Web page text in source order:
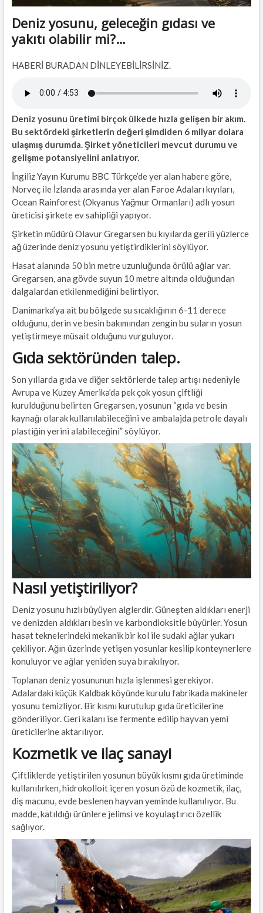
Deniz yosunu, geleceğin gıdası ve
yakıtı olabilir mi?…
HABERİ BURADAN DİNLEYEBİLİRSİNİZ.
Deniz yosunu üretimi birçok ülkede hızla gelişen bir akım.
Bu sektördeki şirketlerin değeri şimdiden 6 milyar dolara
ulaşmış durumda. Şirket yöneticileri mevcut durumu ve
gelişme potansiyelini anlatıyor.
İngiliz Yayın Kurumu BBC Türkçe’de yer alan habere göre,
Norveç ile İzlanda arasında yer alan Faroe Adaları kıyıları,
Ocean Rainforest (Okyanus Yağmur Ormanları) adlı yosun
üreticisi şirkete ev sahipliği yapıyor.
Şirketin müdürü Olavur Gregarsen bu kıyılarda gerili yüzlerce
ağ üzerinde deniz yosunu yetiştirdiklerini söylüyor.
Hasat alanında 50 bin metre uzunluğunda örülü ağlar var.
Gregarsen, ana gövde suyun 10 metre altında olduğundan
dalgalardan etkilenmediğini belirtiyor.
Danimarka’ya ait bu bölgede su sıcaklığının 6-11 derece
olduğunu, derin ve besin bakımından zengin bu suların yosun
yetiştirmeye müsait olduğunu vurguluyor.
Gıda sektöründen talep.
Son yıllarda gıda ve diğer sektörlerde talep artışı nedeniyle
Avrupa ve Kuzey Amerika’da pek çok yosun çiftliği
kurulduğunu belirten Gregarsen, yosunun “gıda ve besin
kaynağı olarak kullanılabileceğini ve ambalajda petrole dayalı
plastiğin yerini alabileceğini” söylüyor.
Nasıl yetiştiriliyor?
Deniz yosunu hızlı büyüyen alglerdir. Güneşten aldıkları enerji
ve denizden aldıkları besin ve karbondioksitle büyürler. Yosun
hasat teknelerindeki mekanik bir kol ile sudaki ağlar yukarı
çekiliyor. Ağın üzerinde yetişen yosunlar kesilip konteynerlere
konuluyor ve ağlar yeniden suya bırakılıyor.
Toplanan deniz yosununun hızla işlenmesi gerekiyor.
Adalardaki küçük Kaldbak köyünde kurulu fabrikada makineler
yosunu temizliyor. Bir kısmı kurutulup gıda üreticilerine
gönderiliyor. Geri kalanı ise fermente edilip hayvan yemi
üreticilerine aktarılıyor.
Kozmetik ve ilaç sanayi
Çiftliklerde yetiştirilen yosunun büyük kısmı gıda üretiminde
kullanılırken, hidrokolloit içeren yosun özü de kozmetik, ilaç,
diş macunu, evde beslenen hayvan yeminde kullanılıyor. Bu
madde, katıldığı ürünlere jelimsi ve koyulaştırıcı özellik
sağlıyor.